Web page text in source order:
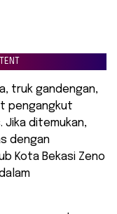
truk gandengan,
pengangkut
Jika ditemukan,
dengan
Kota Bekasi Zeno